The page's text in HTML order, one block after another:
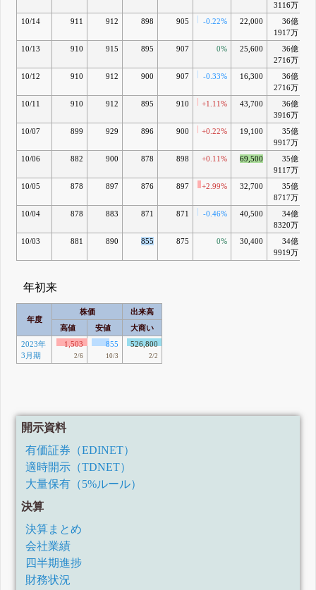
3116万
10/14
911 912 898 905 -0.22% 22,000
36億
1917万
10/13
910 915 895 907 0% 25,600
36億
2716万
10/12
910 912 900 907 -0.33% 16,300
36億
2716万
10/11
910 912 895 910 +1.11% 43,700
36億
3916万
10/07
899 929 896 900 +0.22% 19,100
35億
9917万
10/06
882 900 878 898 +0.11% 69,500
35億
9117万
10/05
878 897 876 897 +2.99% 32,700
35億
8717万
10/04
878 883 871 871 -0.46% 40,500
34億
8320万
10/03
881 890 855 875 0% 30,400
34億
9919万
年初来
年度
株価
出来高
高値
安値
大商い
2023年
3月期
1,503
2/6
855
10/3
526,800
2/2
開示資料
有価証券（EDINET）
適時開示（TDNET）
大量保有（5%ルール）
決算
決算まとめ
会社業績
四半期進捗
財務状況